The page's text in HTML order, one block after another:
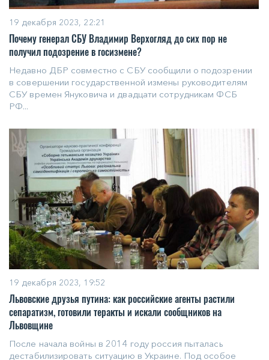
19 декабря 2023, 22:21
Почему генерал СБУ Владимир Верхогляд до сих пор не
получил подозрение в госизмене?
Недавно ДБР совместно с СБУ сообщили о подозрении
в совершении государственной измены руководителям
СБУ времен Януковича и двадцати сотрудникам ФСБ
РФ...
19 декабря 2023, 19:52
Львовские друзья путина: как российские агенты растили
сепаратизм, готовили теракты и искали сообщников на
Львовщине
После начала войны в 2014 году россия пыталась
дестабилизировать ситуацию в Украине. Под особое